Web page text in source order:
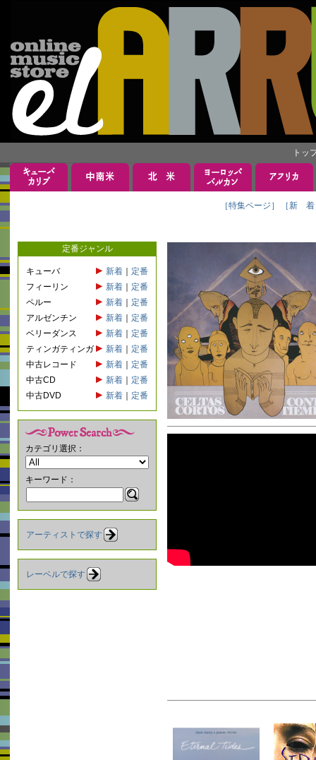
トッ
［特集ページ］ ［新 着
定番ジャンル
キューバ 新着
定番
フィーリン
新着
定番
ペルー
新着
定番
アルゼンチン
新着
定番
ベリーダンス
新着
定番
ティンガティンガ
新着
定番
中古レコード
新着
定番
中古CD
新着
定番
中古DVD
新着 定番
カテゴリ選択：
キーワード：
アーティストで探す
レーベルで探す